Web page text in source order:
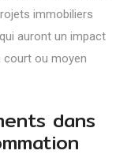
immobiliers
auront un impact
court ou moyen
dans